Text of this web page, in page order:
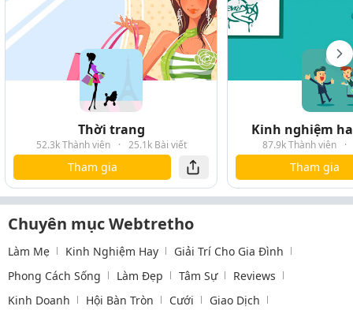
Thời trang
52.3k Thành viên · 25.1k Bài viết
Tham gia
Kinh nghiệm
87.9k Thành viên ·
Tham gia
Chuyên mục Webtretho
Làm Mẹ Kinh Nghiệm Hay
Giải Trí Cho Gia Đình
Phong Cách Sống
Làm Đẹp Tâm Sự
Reviews
Kinh Doanh
Hội Bàn Tròn Cưới Giao Dịch